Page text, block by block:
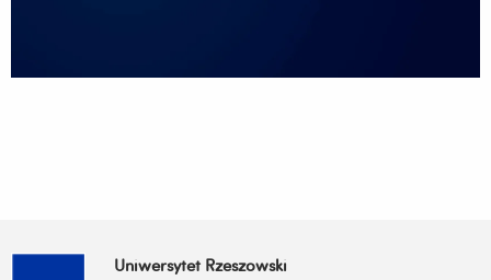
Uniwersytet Rzeszowski